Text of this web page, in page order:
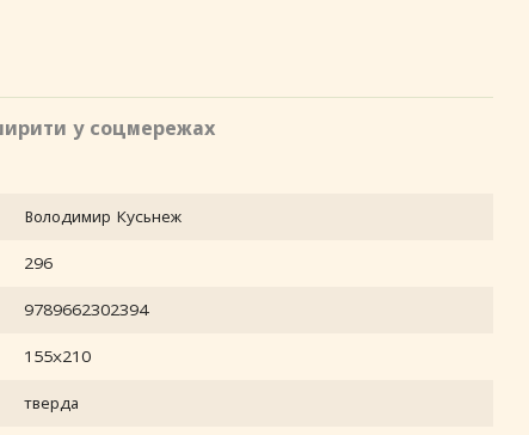
у соцмережах
Володимир Кусьнеж
296
9789662302394
155х210
тверда